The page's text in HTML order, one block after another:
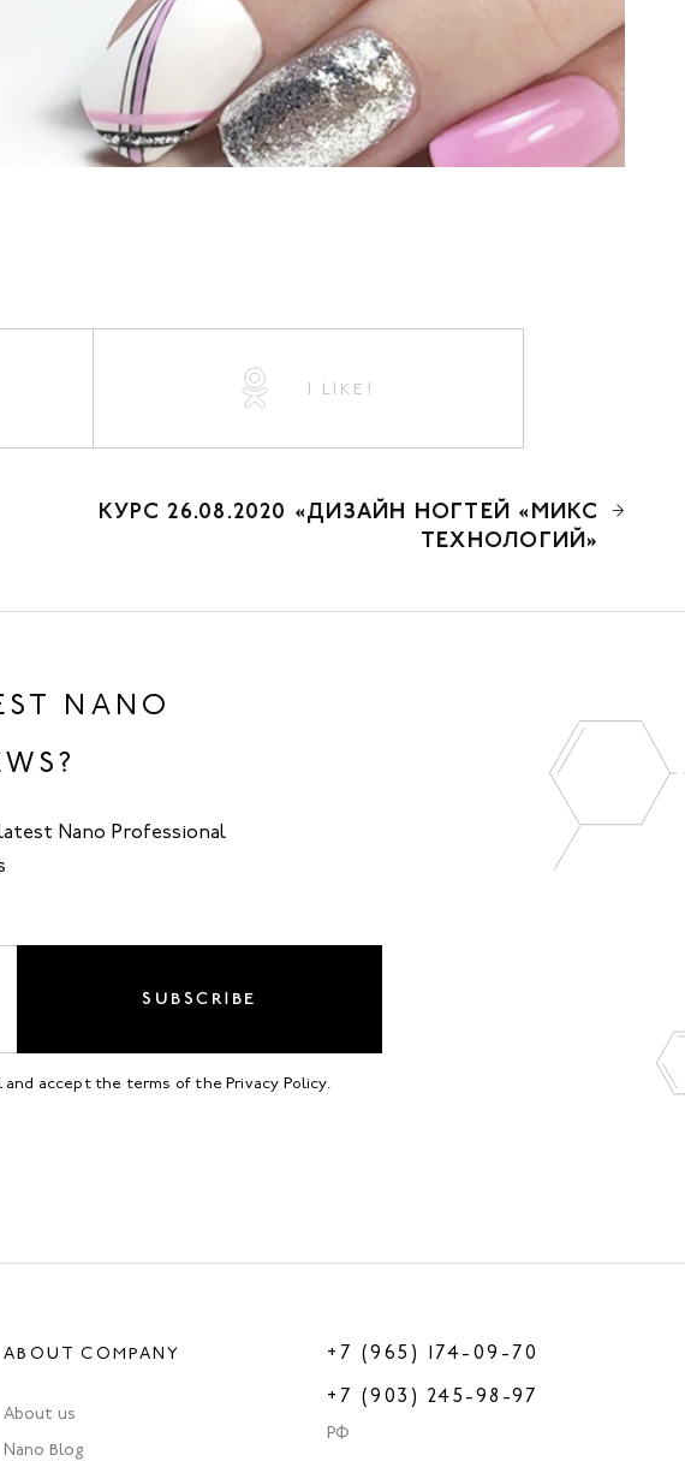
I LIKE!
КУРС 26.08.2020 «ДИЗАЙН НОГТЕЙ «МИКС
ТЕХНОЛОГИЙ»
NANO
Nano Professional
SUBSCRIBE
and accept the terms of thePrivacy Policy.
ABOUT COMPANY
About us
Nano Blog
+7 (965) 174-09-70
+7 (903) 245-98-97
РФ